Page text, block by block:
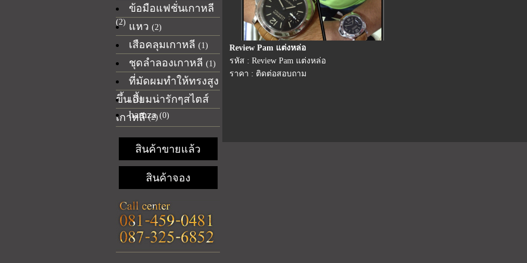
ข้อมือแฟชั่นเกาหลี
(2) แหว (2)
เสือคลุมเกาหลี (1)
ชุดลำลองเกาหลี (1)
ที่มัดผมทำให้ทรงสูง
ขึ้น(1)
เอี้ยมน่ารักๆสไตส์
เกาหลี(2)
hamza (0)
สินค้าขายแล้ว
สินค้าจอง
Review Pam แต่งหล่อ
รหัส : Review Pam แต่งหล่อ
ราคา : ติดต่อสอบถาม